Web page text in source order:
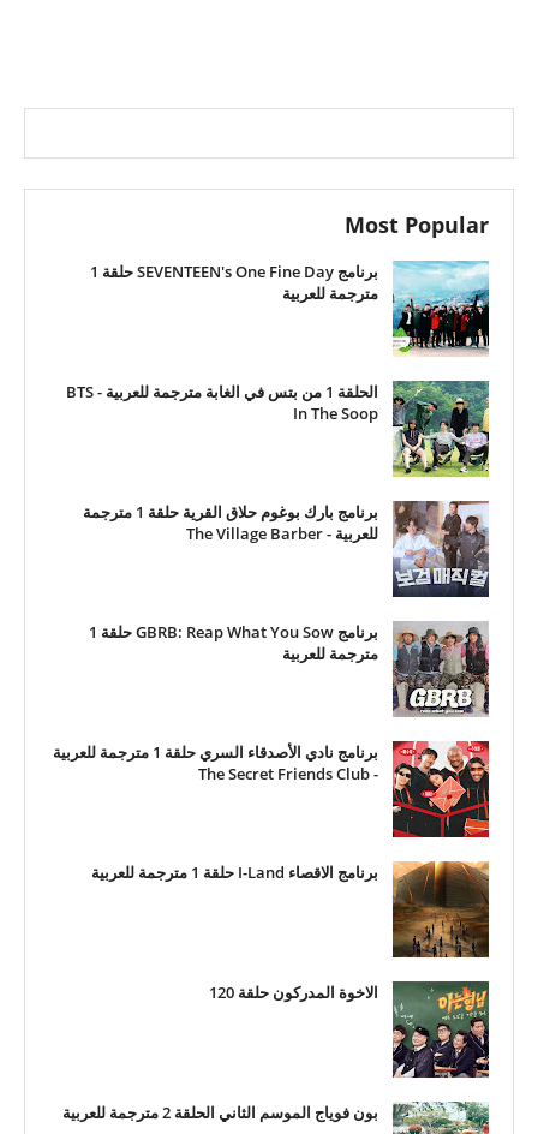
Most Popular
برنامج SEVENTEEN's One Fine Day حلقة 1
مترجمة للعربية
الحلقة 1 من بتس في الغابة مترجمة للعربية - BTS
In The Soop
برنامج بارك بوغوم حلاق القرية حلقة 1 مترجمة
للعربية - The Village Barber
برنامج GBRB: Reap What You Sow حلقة 1
مترجمة للعربية
برنامج نادي الأصدقاء السري حلقة 1 مترجمة للعربية
- The Secret Friends Club
برنامج الاقصاء I-Land حلقة 1 مترجمة للعربية
الاخوة المدركون حلقة 120
بون فوياج الموسم الثاني الحلقة 2 مترجمة للعربية